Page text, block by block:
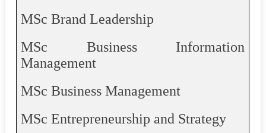
MSc Brand Leadership
MSc Business Information
Management
MSc Business Management
MSc Entrepreneurship and Strategy